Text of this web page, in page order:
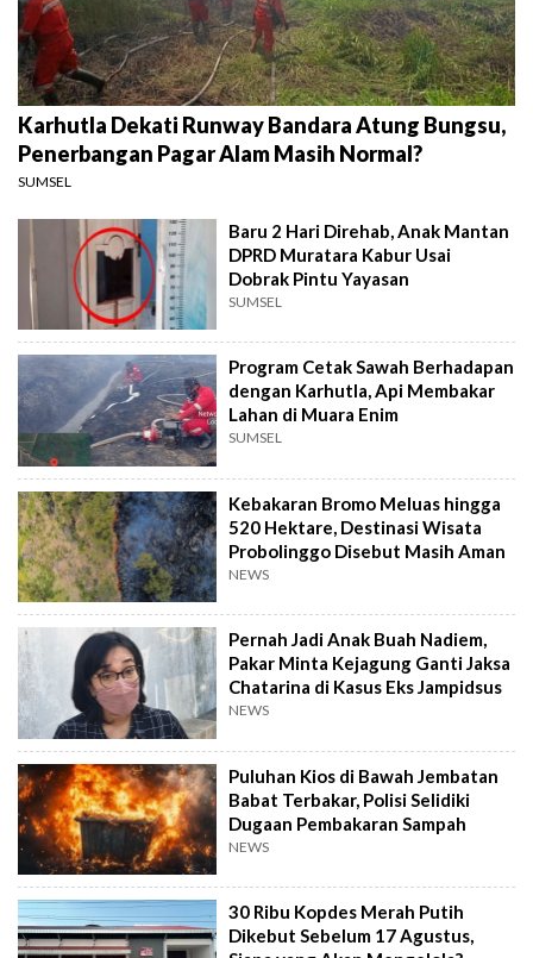
Karhutla Dekati Runway Bandara Atung Bungsu,
Penerbangan Pagar Alam Masih Normal?
SUMSEL
Baru 2 Hari Direhab, Anak Mantan
DPRD Muratara Kabur Usai
Dobrak Pintu Yayasan
SUMSEL
Program Cetak Sawah Berhadapan
dengan Karhutla, Api Membakar
Lahan di Muara Enim
SUMSEL
Kebakaran Bromo Meluas hingga
520 Hektare, Destinasi Wisata
Probolinggo Disebut Masih Aman
NEWS
Pernah Jadi Anak Buah Nadiem,
Pakar Minta Kejagung Ganti Jaksa
Chatarina di Kasus Eks Jampidsus
NEWS
Puluhan Kios di Bawah Jembatan
Babat Terbakar, Polisi Selidiki
Dugaan Pembakaran Sampah
NEWS
30 Ribu Kopdes Merah Putih
Dikebut Sebelum 17 Agustus,